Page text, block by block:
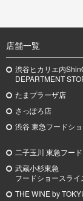
店舗一覧
渋谷ヒカリエ内
DEPARTMENT
たまプラーザ店
さっぽろ店
渋谷 東急フードシ
二子玉川 東急フー
武蔵小杉東急
フードショースライ
THE WINE by